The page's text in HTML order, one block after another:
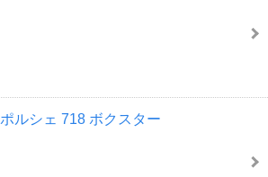
ポルシェ 718 ボクスター